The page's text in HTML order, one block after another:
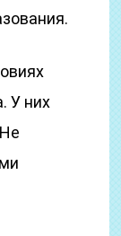
У них